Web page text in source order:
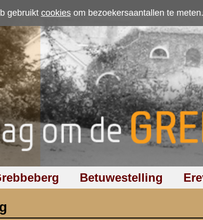
om bezoekersaantallen te meten. Als u geen cookies wilt toestaan kunt u hier
Betuwestelling Ereveld Stichting